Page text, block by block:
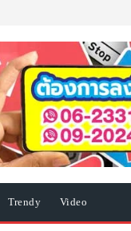
Trendy Video